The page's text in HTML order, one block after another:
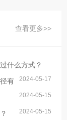
查看更多>>
什么方式？
2024-05-17
有
2024-05-15
2024-05-15